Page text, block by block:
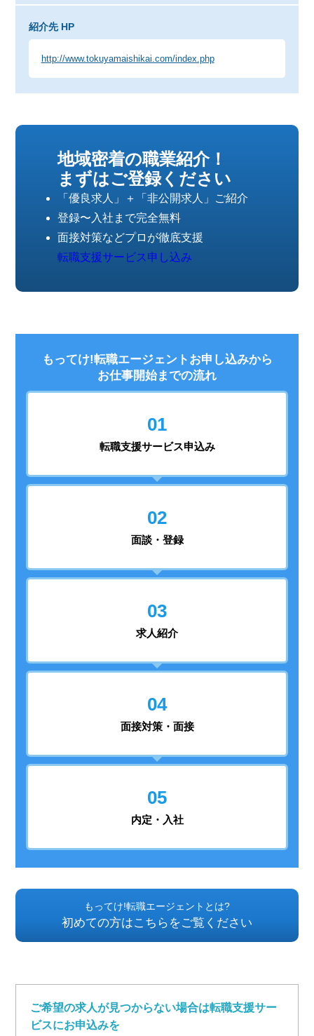
紹介先 HP
http://www.tokuyamaishikai.com/index.php
地域密着の職業紹介！
まずはご登録ください
「優良求人」＋「非公開求人」ご紹介
登録〜入社まで完全無料
面接対策などプロが徹底支援
転職支援サービス申し込み
もってけ!転職エージェントお申し込みから
お仕事開始までの流れ
01
転職支援サービス申込み
02
面談・登録
03
求人紹介
04
面接対策・面接
05
内定・入社
もってけ!転職エージェントとは?
初めての方はこちらをご覧ください
ご希望の求人が見つからない場合は転職支援サー
ビスにお申込みを